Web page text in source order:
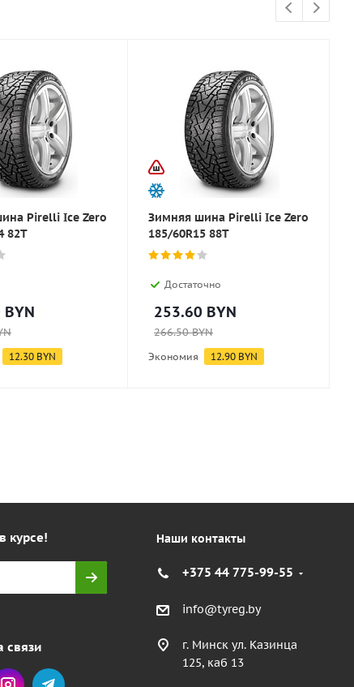
Pirelli Ice Zero
82T
BYN
12.30 BYN
Зимняя шина Pirelli Ice Zero
185/60R15 88T
Достаточно
253.60 BYN
266.50BYN
Экономия 12.90 BYN
курсе!
связи
Наши контакты
+375 44 775-99-55
info@tyreg.by
г. Минск ул. Казинца
125, каб 13